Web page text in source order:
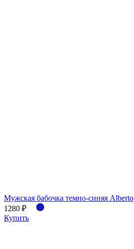
Мужская бабочка темно-синяя Alberto
1280 ₽
Купить